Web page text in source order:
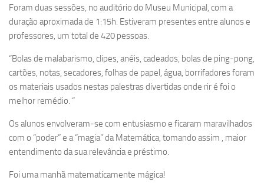
Foram duas sessões, no auditório do Museu Municipal, com a
duração aproximada de 1:15h. Estiveram presentes entre alunos e
professores, um total de 420 pessoas.
“Bolas de malabarismo, clipes, anéis, cadeados, bolas de ping-pong,
cartões, notas, secadores, folhas de papel, água, borrifadores foram
os materiais usados nestas palestras divertidas onde rir é foi o
melhor remédio. “
Os alunos envolveram-se com entusiasmo e ficaram maravilhados
com o “poder” e a “magia” da Matemática, tomando assim , maior
entendimento da sua relevância e préstimo.
Foi uma manhã matematicamente mágica!